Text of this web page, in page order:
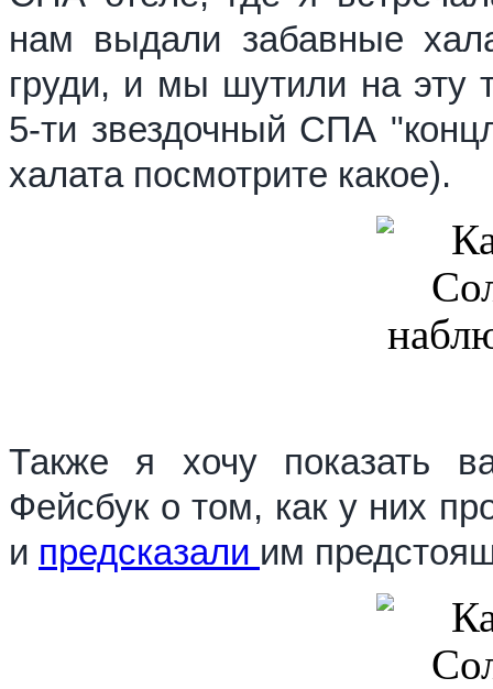
нам выдали забавные
груди, и мы шутили на эту
5-ти звездочный СПА
халата посмотрите какое).
Также я хочу показать
Фейсбук о том, как у них
и предсказали им